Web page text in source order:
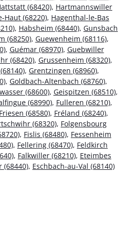
(68420), Hartmannswiller
Haut (68220), Hagenthal-le-Bas
, Habsheim (68440), Gunsbach
(68250), Guewenheim (68116),
, Guémar (68970), Guebwiller
(68420), Grussenheim (68320),
, Grentzingen (68960),
, Goldbach-Altenbach (68760),
(68600), Geispitzen (68510),
(68990), Fulleren (68210),
Friesen (68580), Fréland (68240),
(68320), Folgensbourg
, Fislis (68480), Fessenheim
, Fellering (68470), Feldkirch
, Falkwiller (68210), Eteimbes
(68440), Eschbach-au-Val (68140)